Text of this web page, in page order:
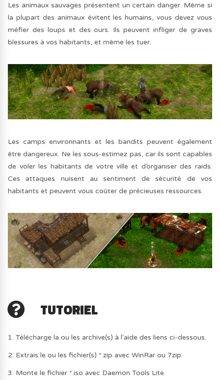
Les animaux sauvages présentent un certain danger. Même si
la plupart des animaux évitent les humains, vous devez vous
méfier des loups et des ours. Ils peuvent infliger de graves
blessures à vos habitants, et même les tuer.
Les camps environnants et les bandits peuvent également
être dangereux. Ne les sous-estimez pas, car ils sont capables
de voler les habitants de votre ville et d’organiser des raids.
Ces attaques nuisent au sentiment de sécurité de vos
habitants et peuvent vous coûter de précieuses ressources.
TUTORIEL
1. Télécharge la ou les archive(s) à l'aide des liens ci-dessous.
2. Extrais le ou les fichier(s) *.zip avec WinRar ou 7zip.
3. Monte le fichier *.iso avec Daemon Tools Lite.